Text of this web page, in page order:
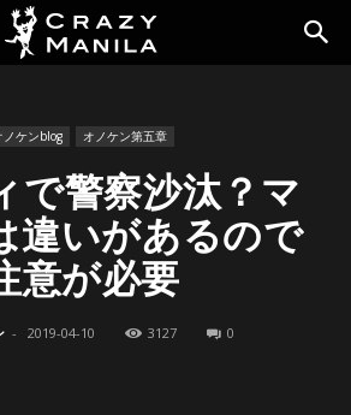
ノケンblog オノケン第五章
で警察沙汰？マ
違いがあるので
意が必要
- 2019-04-10 3127 0